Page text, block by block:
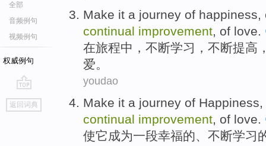
全部
音频例句
视频例句
权威例句
go
top
返回词典
Make it a journey of happiness
continual improvement , of love
在旅程中， 不断学习 ， 不断提高
爱。
youdao
Make it a journey of Happiness
continual improvement, of love.
使它成为一段幸福的、 不断学习